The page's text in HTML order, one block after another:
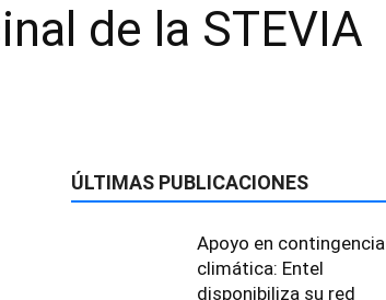
de la STEVIA
ÚLTIMAS PUBLICACIONES
Apoyo en contingencia
climática: Entel
disponibiliza su red